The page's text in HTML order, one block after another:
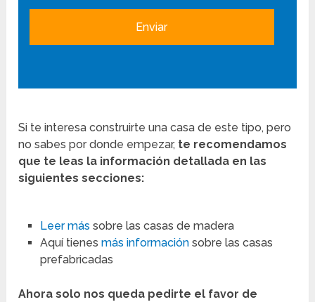
Si te interesa construirte una casa de este tipo, pero
no sabes por donde empezar, te recomendamos
que te leas la información detallada en las
siguientes secciones:
Leer más sobre las casas de madera
Aquí tienes más informaciónsobre las casas
prefabricadas
Ahora solo nos queda pedirte el favor de